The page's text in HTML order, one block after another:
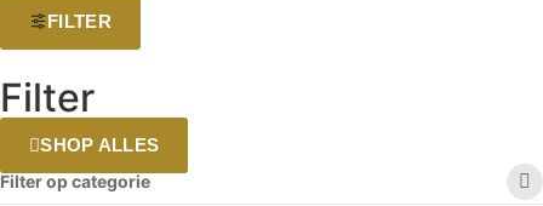
FILTER
Filter
SHOP ALLES
Filter op categorie